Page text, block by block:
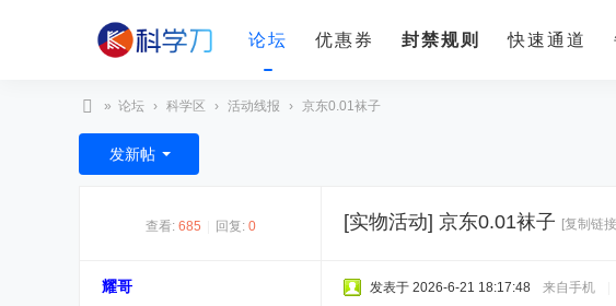
论坛 优惠券 封禁规则 快速通道
科
学
» 论坛 › 科学区 › 活动线报 › 京东0.01袜子
发新帖
查看: 685 回复: 0 [实物活动] 京东0.01袜子 [复制链
耀哥 发表于 2026-6-21 18:17:48 来自手机